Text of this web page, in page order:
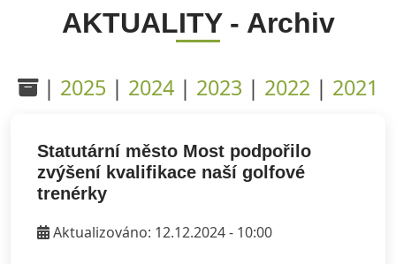
AKTUALITY - Archiv
| 2025 | 2024 | 2023 | 2022 | 2021
Statutární město Most podpořilo
zvýšení kvalifikace naší golfové
trenérky
Aktualizováno: 12.12.2024 - 10:00